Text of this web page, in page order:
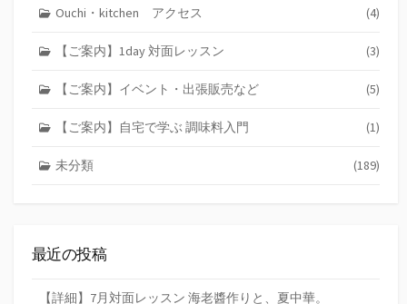
Ouchi・kitchen アクセス (4)
【ご案内】1day 対面レッスン (3)
【ご案内】イベント・出張販売など (5)
【ご案内】自宅で学ぶ 調味料入門 (1)
未分類 (189)
最近の投稿
【詳細】7月対面レッスン 海老醬作りと、夏中華。